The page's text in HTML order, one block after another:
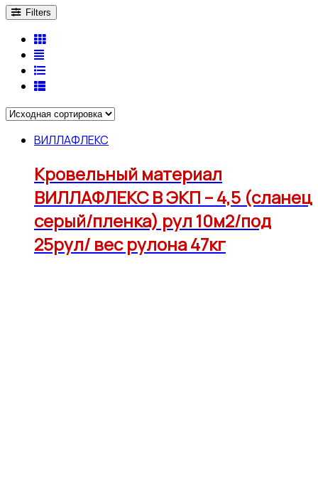
Filters
ВИЛЛАФЛЕКС
Кровельный материал
ВИЛЛАФЛЕКС В ЭКП – 4,5 (сланец
серый/пленка) рул 10м2/под
25рул/ вес рулона 47кг